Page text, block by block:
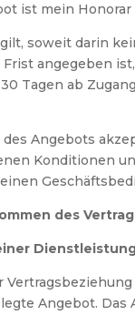
ist mein Honorar
soweit darin
angegeben
Tagen ab
Angebots
Konditionen
des
Angebot. Das